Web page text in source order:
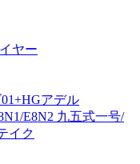
ヤー
アデル
E8N2 九五式一号/
イク